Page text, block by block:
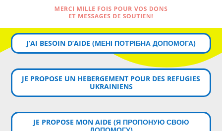
MERCI MILLE FOIS POUR VOS DONS
ET MESSAGES DE SOUTIEN!
J’AI BESOIN D’AIDE (MЕНІ ПОТРІБНА ДОПОМОГА)
JE PROPOSE UN HEBERGEMENT POUR DES REFUGIES
UKRAINIENS
JE PROPOSE MON AIDE (Я ПРОПОНУЮ СВОЮ